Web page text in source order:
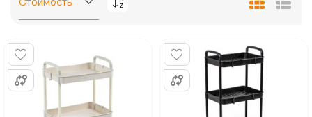
Задать
убыванию